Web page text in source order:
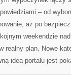
– od
aż po
weekendzie
realny plan. Nowe
ideą portalu jest